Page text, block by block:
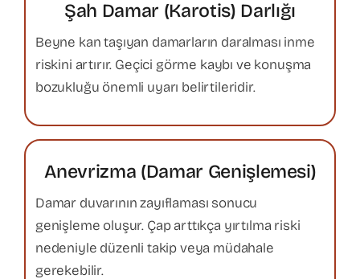
Şah Damar (Karotis) Darlığı
Beyne kan taşıyan damarların daralması inme
riskini artırır. Geçici görme kaybı ve konuşma
bozukluğu önemli uyarı belirtileridir.
Anevrizma (Damar Genişlemesi)
Damar duvarının zayıflaması sonucu
genişleme oluşur. Çap arttıkça yırtılma riski
nedeniyle düzenli takip veya müdahale
gerekebilir.